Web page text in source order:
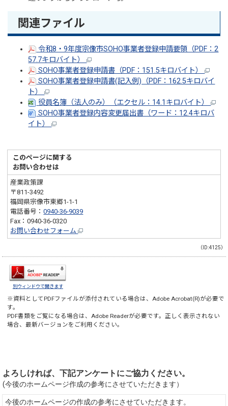
関連ファイル
令和8・9年度宗像市SOHO事業者登録申請要領（PDF：2
57.7キロバイト）
SOHO事業者登録申請書（PDF：151.5キロバイト）
SOHO事業者登録申請書(記入例)（PDF：162.5キロバイ
ト）
役員名簿（法人のみ）（エクセル：14.1キロバイト）
SOHO事業者登録内容変更届出書（ワード：12.4キロバ
イト）
このページに関する
お問い合わせは
産業政策課
〒811-3492
福岡県宗像市東郷1-1-1
電話番号：0940-36-9039
Fax：0940-36-0320
お問い合わせフォーム
（ID:4125）
別ウィンドウで開きます
※資料としてPDFファイルが添付されている場合は、 Adobe Acrobat(R)が必要で
す。
PDF書類をご覧になる場合は、 Adobe Readerが必要です。正しく表示されない
場合、最新バージョンをご利用ください。